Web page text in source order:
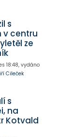
s
centru
ze
18:48, vydáno
Cileček
s
na
Kotvald